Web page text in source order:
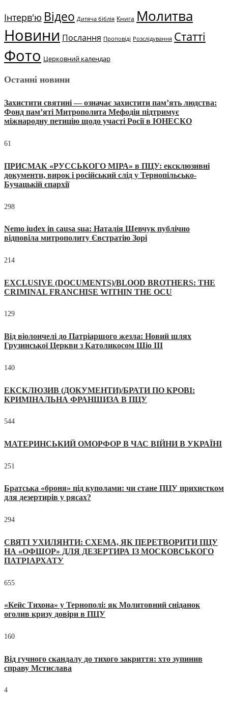
Інтерв'ю Відео Дитяча біблія Книга Молитва
Новини Послання Проповіді Розслідування Статті
Фото Церковний календар
Останні новини
Захистити святині — означає захистити пам’ять людства:
Фонд пам’яті Митрополита Мефодія підтримує
міжнародну петицію щодо участі Росії в ЮНЕСКО
61
ПРИСМАК «РУССЬКОГО МІРА» в ПЦУ: ексклюзивні
документи, вирок і російський слід у Тернопільсько-
Бучацькій єпархії
298
Nemo iudex in causa sua: Наталія Шевчук публічно
відповіла митрополиту Євстратію Зорі
214
EXCLUSIVE (DOCUMENTS)/BLOOD BROTHERS: THE
CRIMINAL FRANCHISE WITHIN THE OCU
129
Від віолончелі до Патріаршого жезла: Новий шлях
Грузинської Церкви з Католикосом Шіо III
140
ЕКСКЛЮЗИВ (ДОКУМЕНТИ)/БРАТИ ПО КРОВІ:
КРИМІНАЛЬНА ФРАНШИЗА В ПЦУ
544
МАТЕРИНСЬКИЙ ОМОРФОР В ЧАС ВІЙНИ В УКРАЇНІ
251
Братська «броня» під куполами: чи стане ПЦУ прихистком
для дезертирів у рясах?
294
СВЯТІ УХИЛЯНТИ: СХЕМА, ЯК ПЕРЕТВОРИТИ ПЦУ
НА «ОФШОР» ДЛЯ ДЕЗЕРТИРА ІЗ МОСКОВСЬКОГО
ПАТРІАРХАТУ
655
«Кейс Тихона» у Тернополі: як Молитовний сніданок
оголив кризу довіри в ПЦУ
160
Від гучного скандалу до тихого закриття: хто зупинив
справу Мстислава
4